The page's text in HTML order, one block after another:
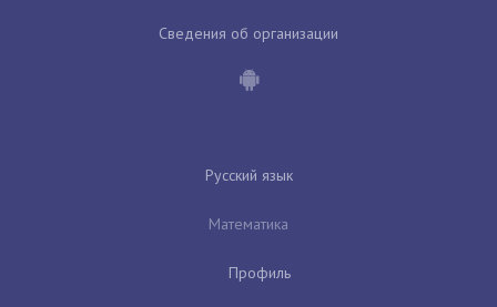
Сведения об организации
Русский язык
Математика
Профиль